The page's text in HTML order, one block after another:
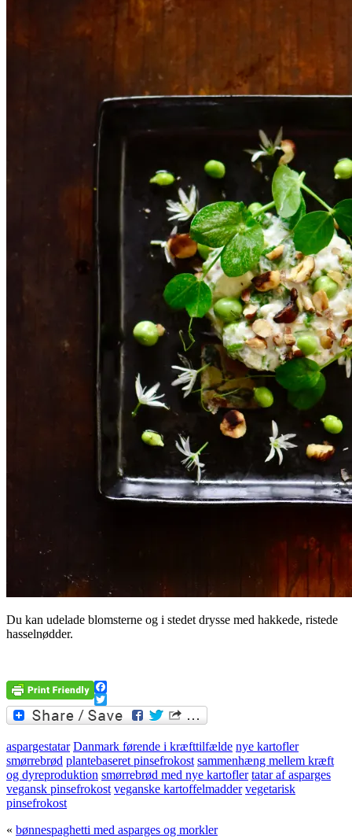
Du kan udelade blomsterne og i stedet drysse med hakkede, ristede
hasselnødder.
Facebook
Twitter
aspargestatar Danmark førende i kræfttilfælde nye kartofler
smørrebrød plantebaseret pinsefrokost sammenhæng mellem kræft
og dyreproduktion smørrebrød med nye kartofler tatar af asparges
vegansk pinsefrokost veganske kartoffelmadder vegetarisk
pinsefrokost
« bønnespaghetti med asparges og morkler